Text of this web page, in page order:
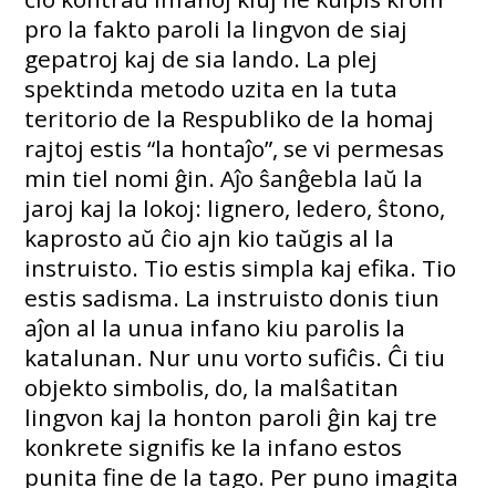
pro la fakto paroli la lingvon de siaj
gepatroj kaj de sia lando. La plej
spektinda metodo uzita en la tuta
teritorio de la Respubliko de la homaj
rajtoj estis “la hontaĵo”, se vi permesas
min tiel nomi ĝin. Aĵo ŝanĝebla laŭ la
jaroj kaj la lokoj: lignero, ledero, ŝtono,
kaprosto aŭ ĉio ajn kio taŭgis al la
instruisto. Tio estis simpla kaj efika. Tio
estis sadisma. La instruisto donis tiun
aĵon al la unua infano kiu parolis la
katalunan. Nur unu vorto sufiĉis. Ĉi tiu
objekto simbolis, do, la malŝatitan
lingvon kaj la honton paroli ĝin kaj tre
konkrete signifis ke la infano estos
punita fine de la tago. Per puno imagita